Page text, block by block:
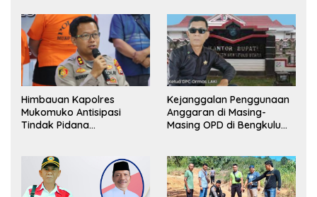
Himbauan Kapolres
Mukomuko Antisipasi
Tindak Pidana
Kejanggalan Penggunaan
Anggaran di Masing-
Masing OPD di Bengkulu